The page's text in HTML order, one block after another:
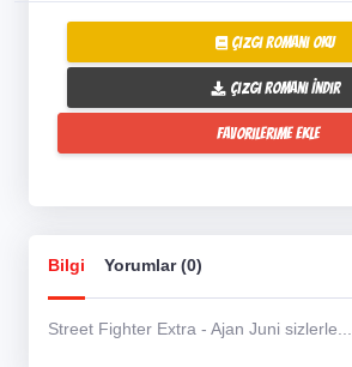
Çizgi Romanı Oku
Çizgi Romanı İndir
Favorilerime Ekle
Bilgi Yorumlar (0)
Street Fighter Extra - Ajan Juni sizlerle...